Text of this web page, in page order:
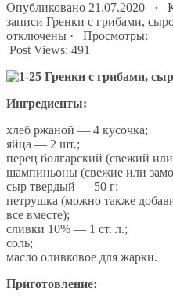
Опубликовано 21.07.2020 ·
записи Гренки с грибами,
отключены · Просмотры:
Post Views: 491
Ингредиенты:
хлеб ржаной — 4 кусочка;
яйца — 2 шт.;
перец болгарский (свежий
шампиньоны (свежие или
сыр твердый — 50 г;
петрушка (можно также
все вместе);
сливки 10% — 1 ст. л.;
соль;
масло оливковое для жарки.
Приготовление: